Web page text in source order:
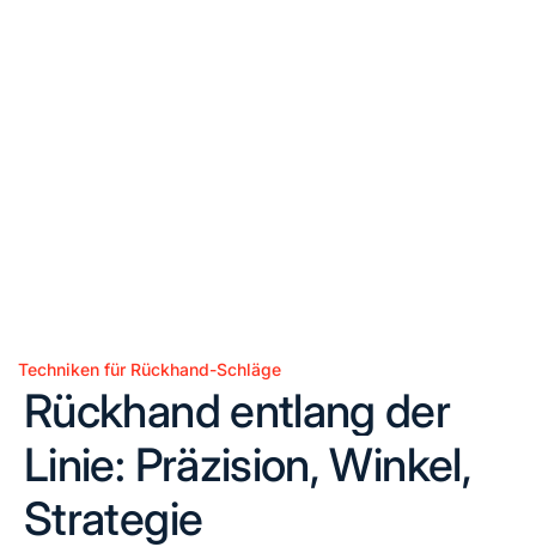
Posted
Techniken für Rückhand-Schläge
Rückhand entlang der
Linie: Präzision, Winkel,
Strategie